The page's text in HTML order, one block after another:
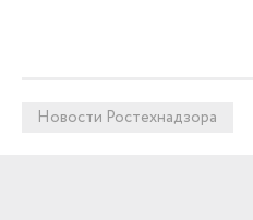
Новости Ростехнадзора